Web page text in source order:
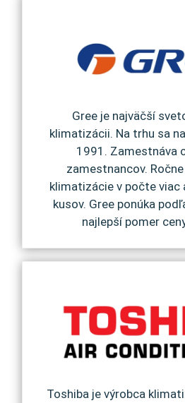
Gree je najväčší
klimatizácii. Na trhu sa
1991. Zamestnáva
zamestnancov.
klimatizácie v počte viac
kusov. Gree ponúka
najlepší pomer
Toshiba je výrobca